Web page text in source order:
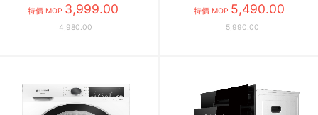
GIW-16UPBMW
特價 MOP 3,999.00
4,980.00
特價 MOP 5,490.00
5,990.00